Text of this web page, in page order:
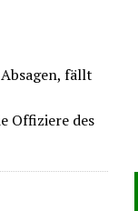
fällt
Offiziere des